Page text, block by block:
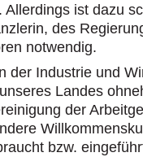
Allerdings ist dazu
des
notwendig.
der Industrie und
Landes
der
bzw.